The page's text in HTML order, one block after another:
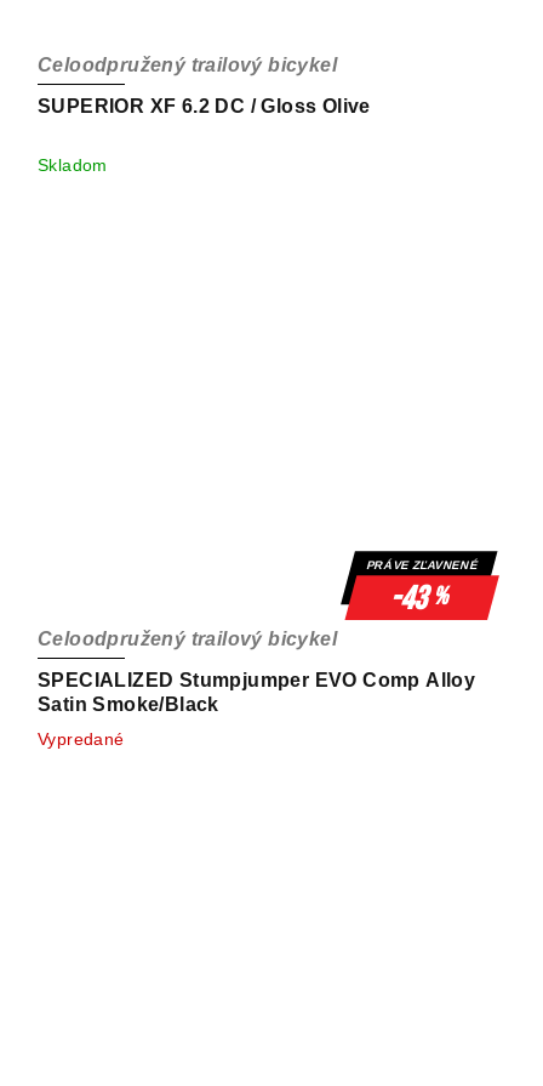
SUPERIOR XF 6.2 DC / Gloss Olive
Celoodpružený trailový bicykel
Skladom
PRÁVE ZĽAVNENÉ
-43%
SPECIALIZED Stumpjumper EVO Comp Alloy
Satin Smoke/Black
Celoodpružený trailový bicykel
Vypredané